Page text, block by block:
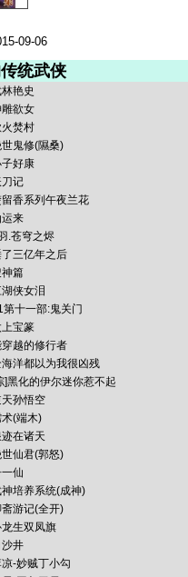
09-06
统武侠
艳史
欲女
焚村
鬼修(隰桑)
好康
记
香系列午夜兰花
来
.苍穹之烬
了三亿年之后
篇
侠女泪
第十一部:鬼关门
宝篆
越的修行者
洋都以为我很凶残
]黑化的伊尔迷你惹不起
孙悟空
(端木)
在诸天
仙君(郭怒)
仙
培养系统(成神)
游记(全开)
龙生双凤旗
沙井
-妙贼丁小勾